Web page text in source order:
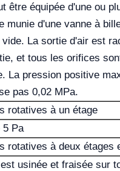
être équipée d'une ou
munie d'une vanne à
vide. La sortie d'air est
et tous les orifices
La pression positive
pas 0,02 MPa.
rotatives à un étage
5 Pa
rotatives à deux étages
usinée et fraisée sur